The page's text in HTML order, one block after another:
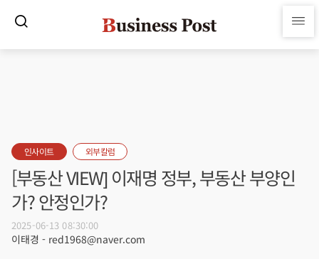
인사이트 외부칼럼
[부동산 VIEW] 이재명 정부, 부동산 부양인
가? 안정인가?
2025-06-13 08:30:00
이태경 - red1968@naver.com